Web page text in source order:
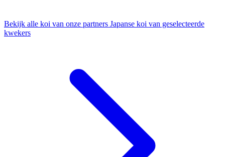
Bekijk alle koi van onze partners Japanse koi van geselecteerde
kwekers